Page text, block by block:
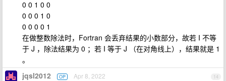
0 0 1 0 0
0 0 0 1 0
0 0 0 0 1
在做整数除法时，Fortran 会丢弃结果的小数部分，故若 I 不等
于 J ，除法结果为 0 ；若 I 等于 J （在对角线上），结果就是 1
。
14
jqsl2012 OP Apr 8, 2022